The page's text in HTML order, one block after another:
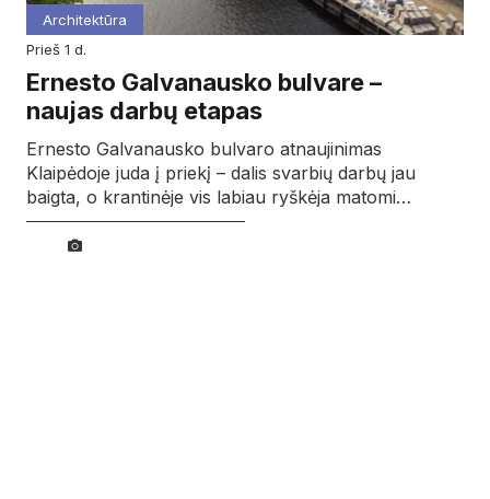
Architektūra
prieš 1 d.
Ernesto Galvanausko bulvare –
naujas darbų etapas
Ernesto Galvanausko bulvaro atnaujinimas
Klaipėdoje juda į priekį – dalis svarbių darbų jau
baigta, o krantinėje vis labiau ryškėja matomi…